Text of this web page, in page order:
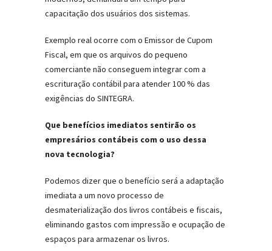
capacitação dos usuários dos sistemas.
Exemplo real ocorre com o Emissor de Cupom
Fiscal, em que os arquivos do pequeno
comerciante não conseguem integrar com a
escrituração contábil para atender 100 % das
exigências do SINTEGRA.
Que benefícios imediatos sentirão os
empresários contábeis com o uso dessa
nova tecnologia?
Podemos dizer que o benefício será a adaptação
imediata a um novo processo de
desmaterialização dos livros contábeis e fiscais,
eliminando gastos com impressão e ocupação de
espaços para armazenar os livros.